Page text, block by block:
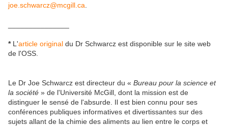
joe.schwarcz@mcgill.ca
* L'article original du Dr Schwarcz est disponible sur le site web
de l'OSS.
Le Dr Joe Schwarcz est directeur du « Bureau pour la science et
la société » de l'Université McGill, dont la mission est de
distinguer le sensé de l'absurde. Il est bien connu pour ses
conférences publiques informatives et divertissantes sur des
sujets allant de la chimie des aliments au lien entre le corps et